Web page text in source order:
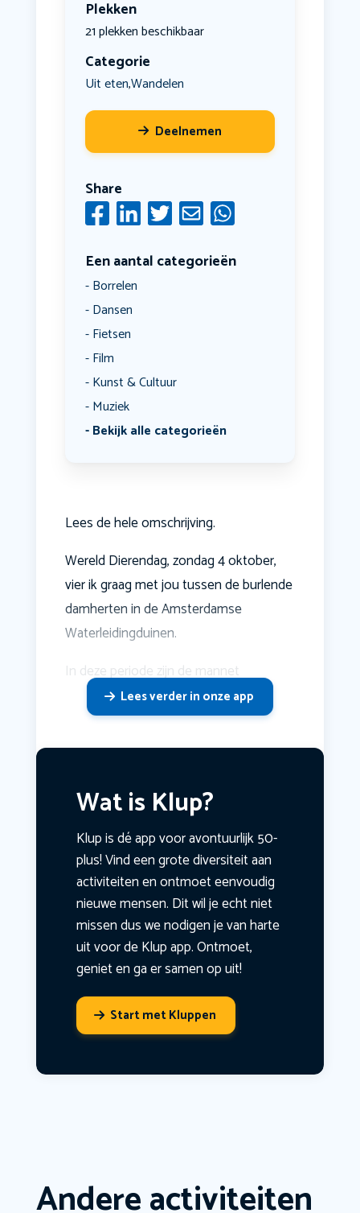
Plekken
21 plekken beschikbaar
Categorie
Uit eten,Wandelen
Deelnemen
Share
Een aantal categorieën
Borrelen
Dansen
Fietsen
Film
Kunst & Cultuur
Muziek
Bekijk alle categorieën
Lees de hele omschrijving.
Wereld Dierendag, zondag 4 oktober,
vier ik graag met jou tussen de burlende
damherten in de Amsterdamse
Waterleidingduinen.
In deze periode zijn de mannet
Lees verder in onze app
Wat is Klup?
Klup is dé app voor avontuurlijk 50-
plus! Vind een grote diversiteit aan
activiteiten en ontmoet eenvoudig
nieuwe mensen. Dit wil je echt niet
missen dus we nodigen je van harte
uit voor de Klup app. Ontmoet,
geniet en ga er samen op uit!
Start met Kluppen
Andere activiteiten